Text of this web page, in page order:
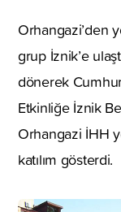
Orhangazi’den
grup İznik’e
dönerek
Etkinliğe İznik
Orhangazi İHH
katılım gösterdi.